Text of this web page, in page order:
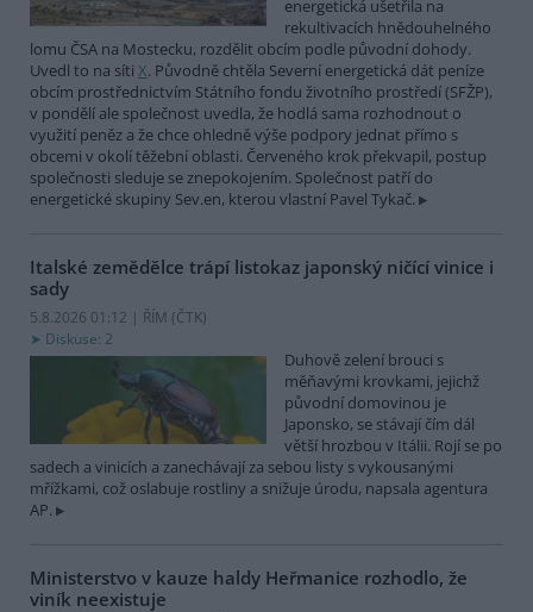
energetická ušetřila na
rekultivacích hnědouhelného
lomu ČSA na Mostecku, rozdělit obcím podle původní dohody.
Uvedl to na síti X. Původně chtěla Severní energetická dát peníze
obcím prostřednictvím Státního fondu životního prostředí (SFŽP),
v pondělí ale společnost uvedla, že hodlá sama rozhodnout o
využití peněz a že chce ohledně výše podpory jednat přímo s
obcemi v okolí těžební oblasti. Červeného krok překvapil, postup
společnosti sleduje se znepokojením. Společnost patří do
energetické skupiny Sev.en, kterou vlastní Pavel Tykač.
Italské zemědělce trápí listokaz japonský ničící vinice i
sady
5.8.2026 01:12 | ŘÍM (ČTK)
Diskuse: 2
Duhově zelení brouci s
měňavými krovkami, jejichž
původní domovinou je
Japonsko, se stávají čím dál
větší hrozbou v Itálii. Rojí se po
sadech a vinicích a zanechávají za sebou listy s vykousanými
mřížkami, což oslabuje rostliny a snižuje úrodu, napsala agentura
AP.
Ministerstvo v kauze haldy Heřmanice rozhodlo, že
viník neexistuje